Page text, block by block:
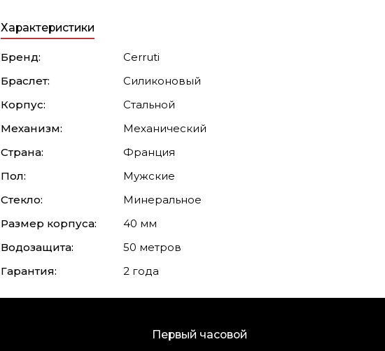
Характеристики
Бренд:
Cerruti
Браслет:
Силиконовый
Корпус:
Стальной
Механизм:
Механический
Страна:
Франция
Пол:
Мужские
Стекло:
Минеральное
Размер корпуса:
40 мм
Водозащита:
50 метров
Гарантия:
2 года
Первый часовой